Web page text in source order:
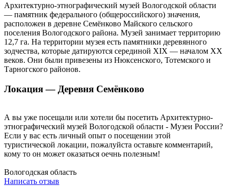
Архитектурно-этнографический музей Вологодской области
— памятник федерального (общероссийского) значения,
расположен в деревне Семёнково Майского сельского
поселения Вологодского района. Музей занимает территорию
12,7 га. На территории музея есть памятники деревянного
зодчества, которые датируются серединой XIX — началом XX
веков. Они были привезены из Нюксенского, Тотемского и
Тарногского районов.
Локация — Деревня Семёнково
А вы уже посещали или хотели бы посетить Архитектурно-
этнографический музей Вологодской области - Музеи России?
Если у вас есть личный опыт о посещении этой
туристической локации, пожалуйста оставьте комментарий,
кому то он может оказаться оечнь полезным!
Вологодская область
Написать отзыв